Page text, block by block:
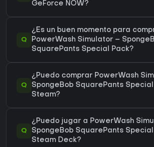
GeForce NOW?
Q
¿Es un buen momento para
PowerWash Simulator –
SquarePants Special Pack?
Q
¿Puedo comprar PowerWash
SpongeBob SquarePants
Steam?
Q
¿Puedo jugar a PowerWash
SpongeBob SquarePants
Steam Deck?